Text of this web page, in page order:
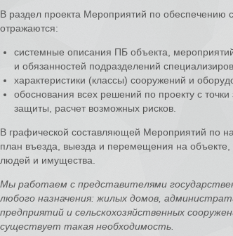
В раздел проекта Мероприятий по обеспечению
отражаются:
системные описания ПБ объекта,
и обязанностей подразделений
характеристики (классы) сооружений и
обоснования всех решений по проекту с
защиты, расчет возможных рисков.
В графической составляющей Мероприятий по
план въезда, выезда и перемещения на объекте,
людей и имущества.
Мы работаем с представителями
любого назначения: жилых домов,
предприятий и сельскохозяйственных
существует такая необходимость.